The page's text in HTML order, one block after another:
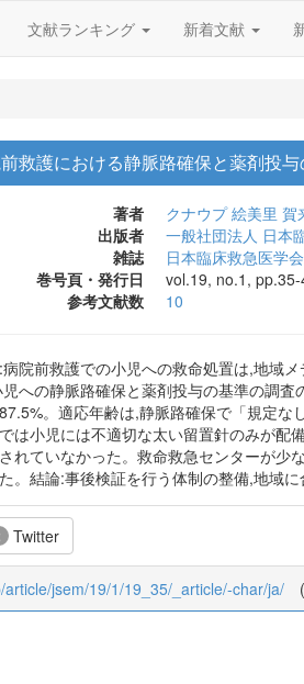
文献ランキング 新着文献
救護における静脈路確保と薬剤投
著者 クナウプ 絵美里 賀
出版者
一般社団法人 日本
雑誌
日本臨床救急医学
巻号頁・発行日
vol.19, no.1,
参考文献数
10
院前救護での小児への救命処置は,地域
への静脈路確保と薬剤投与の基準の調
。適応年齢は,静脈路確保で「規定
は小児には不適切な太い留置針のみが配
れていなかった。救命救急センターが少
。結論:事後検証を行う体制の整備,地域
Twitter
jsem/19/1/19_35/_article/-char/ja/ (